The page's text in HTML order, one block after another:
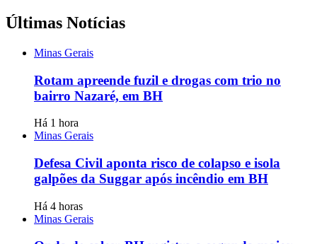
Últimas Notícias
Minas Gerais
Rotam apreende fuzil e drogas com trio no
bairro Nazaré, em BH
Há 1 hora
Minas Gerais
Defesa Civil aponta risco de colapso e isola
galpões da Suggar após incêndio em BH
Há 4 horas
Minas Gerais